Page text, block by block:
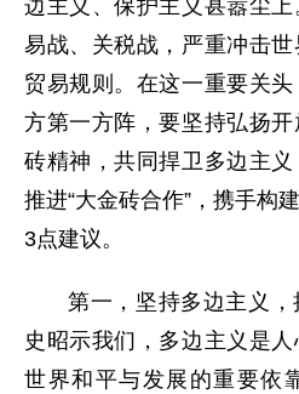
边主义、保护主义甚嚣尘
易战、关税战，严重冲击
贸易规则。在这一重要关
方第一方阵，要坚持弘扬
砖精神，共同捍卫多边主义
推进“大金砖合作”，携手构
3点建议。
第一，坚持多边主义
史昭示我们，多边主义是
世界和平与发展的重要依